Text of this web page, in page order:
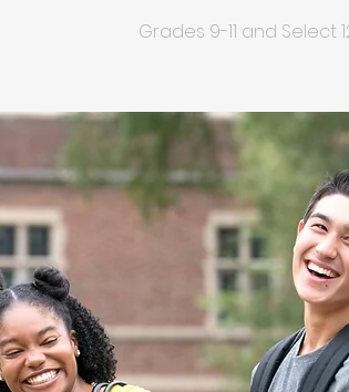
Grades 9-11 and Select